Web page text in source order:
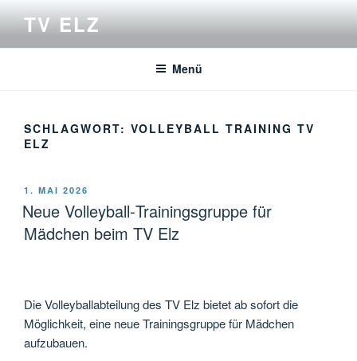
springen
TV ELZ
Menü
SCHLAGWORT: VOLLEYBALL TRAINING TV
ELZ
VERÖFFENTLICHT
AM
1. MAI 2026
Neue Volleyball‑Trainingsgruppe für
Mädchen beim TV Elz
Die Volleyballabteilung des TV Elz bietet ab sofort die
Möglichkeit, eine neue Trainingsgruppe für Mädchen
aufzubauen.